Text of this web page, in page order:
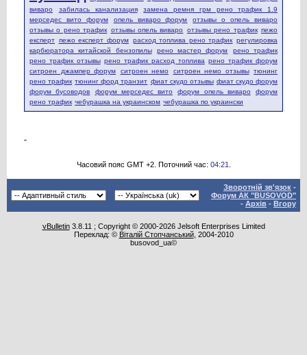
виваро
забилась канализация
замена ремня грм рено трафик 1.9
мерседес вито форум
опель виваро форум
отзывы о опель виваро
отзывы о рено трафик отзывы опель виваро отзывы рено трафик пежо
експерт пежо експерт форум расход топлива рено трафик регулировка
карбюратора китайской бензопилы
рено мастер форум
рено трафик
рено трафик отзывы рено трафик расход топлива рено трафик форум
ситроен джампер форум
ситроен немо ситроен немо отзывы тюнинг
рено трафик тюнинг форд транзит фиат скудо отзывы фиат скудо форум
форум бусоводов
форум мерседес вито форум опель виваро
форум
рено трафик чебурашка на украинском чебурашка по украински
Часовий пояс GMT +2. Поточний час: 04:21
Зворотній зв'язок -
Форум АК "BUSOVOD"
- Архів - Вгору
vBulletin3.8.11 ; Copyright © 2000-2026 Jelsoft Enterprises Limited
Переклад: © Віталій Стопчанський, 2004-2010
busovod_ua©